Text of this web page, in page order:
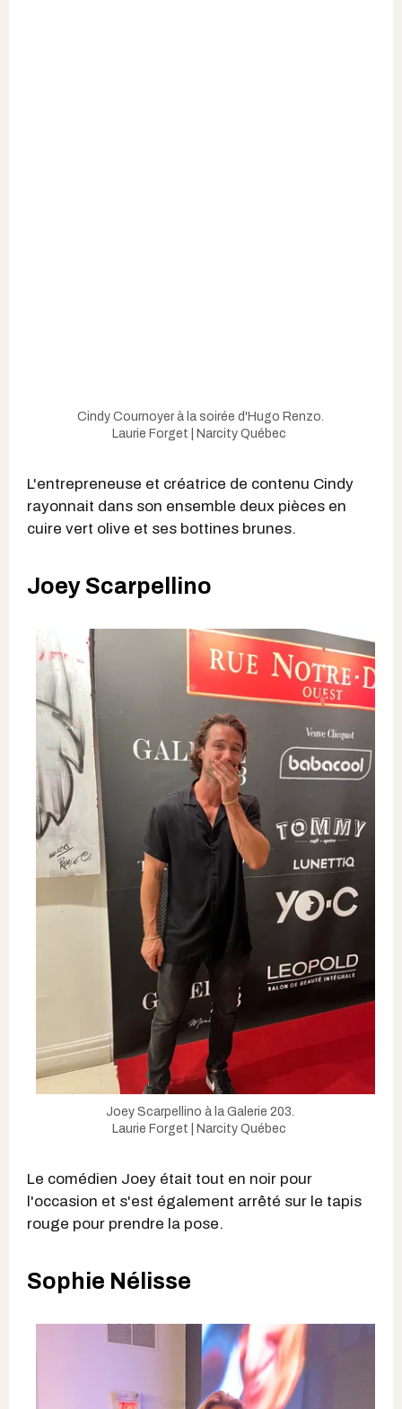
Cindy Cournoyer à la soirée d'Hugo Renzo.
Laurie Forget | Narcity Québec
L'entrepreneuse et créatrice de contenu Cindy
rayonnait dans son ensemble deux pièces en
cuire vert olive et ses bottines brunes.
Joey Scarpellino
Joey Scarpellino à la Galerie 203.
Laurie Forget | Narcity Québec
Le comédien Joey était tout en noir pour
l'occasion et s'est également arrêté sur le tapis
rouge pour prendre la pose.
Sophie Nélisse